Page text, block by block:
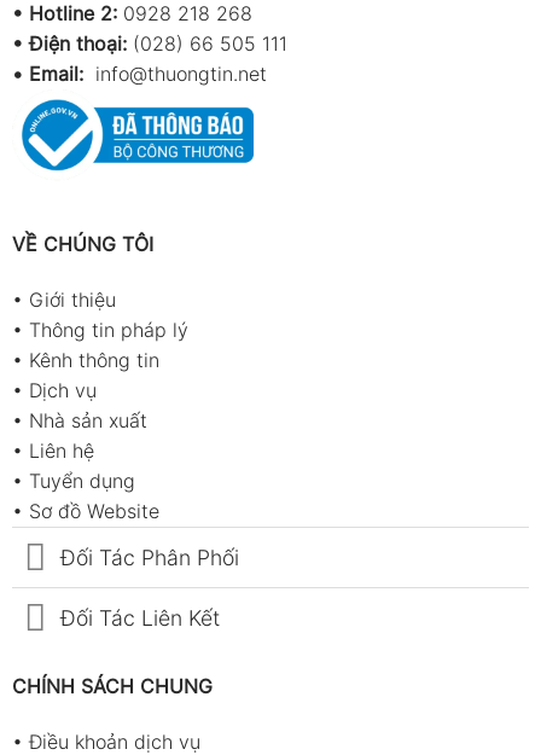
• Hotline 2: 0928 218 268
• Điện thoại: (028) 66 505 111
• Email: info@thuongtin.net
VỀ CHÚNG TÔI
• Giới thiệu
• Thông tin pháp lý
• Kênh thông tin
• Dịch vụ
• Nhà sản xuất
• Liên hệ
• Tuyển dụng
• Sơ đồ Website
Đối Tác Phân Phối
Đối Tác Liên Kết
CHÍNH SÁCH CHUNG
•Điều khoản dịch vụ